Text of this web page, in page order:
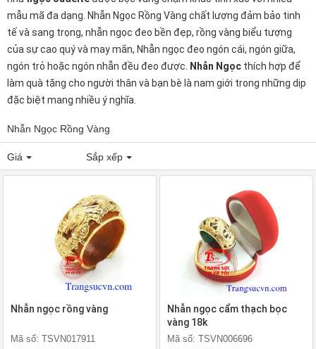
mẫu mã đa dạng. Nhẫn Ngọc Rồng Vàng chất lượng đảm bảo tinh
tế và sang trọng, nhẫn ngọc đeo bền đẹp, rồng vàng biểu tượng
của sự cao quý và may mắn, Nhẫn ngọc đeo ngón cái, ngón giữa,
ngón trỏ hoặc ngón nhẫn đều đeo được.
Nhẫn Ngọc thích hợp để
làm quà tặng cho người thân và bạn bè là nam giới trong những dịp
đặc biệt mang nhiều ý nghĩa.
Nhẫn Ngọc Rồng Vàng
Giá Sắp xếp
Nhẫn ngọc rồng vàng
Mã số: TSVN017911
Nhẫn ngọc cẩm thạch bọc
vàng 18k
Mã số: TSVN006696